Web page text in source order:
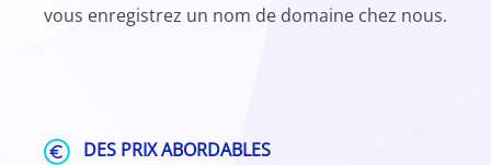
vous enregistrez un nom de domaine chez nous.
DES PRIX ABORDABLES